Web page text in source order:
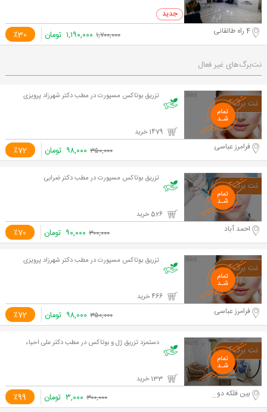
0 خرید
٪30 4 راه طالقانی ۱,۷۰۰,۰۰۰ ۱,۱۹۰,۰۰۰ تومان
نت‌برگ‌های غیر فعال
تزریق بوتاکس مسپورت در مطب دکتر شهرزاد پرویزی
٪72 فرامرز عباسی ۳۵۰,۰۰۰ ۹۸,۰۰۰ تومان
تزریق بوتاکس مسپورت در مطب دکتر ضرابی
٪70 احمد آباد ۳۰۰,۰۰۰ ۹۰,۰۰۰ تومان
تزریق بوتاکس مسپورت در مطب دکتر شهرزاد پرویزی
٪72 فرامرز عباسی ۳۵۰,۰۰۰ ۹۸,۰۰۰ تومان
دستمزد تزریق ژل و بوتاکس در مطب دکتر علی احیاء
٪99 بین فلکه دوم و سوم تهرانپارس, خیابان 188 شرقی ۳۰۰,۰۰۰ ۳,۰۰۰ تومان